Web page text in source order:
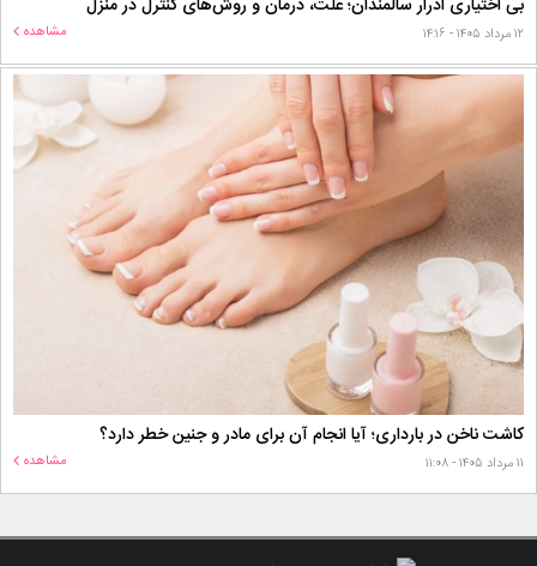
بی اختیاری ادرار سالمندان؛ علت، درمان و روش‌های کنترل در منزل
۱۲ مرداد ۱۴۰۵ - ۱۴:۱۶ مشاهده
کاشت ناخن در بارداری؛ آیا انجام آن برای مادر و جنین خطر دارد؟
۱۱ مرداد ۱۴۰۵ - ۱۱:۰۸ مشاهده